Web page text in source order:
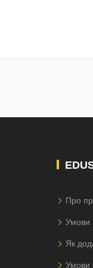
Про
Умови
Як
Умови